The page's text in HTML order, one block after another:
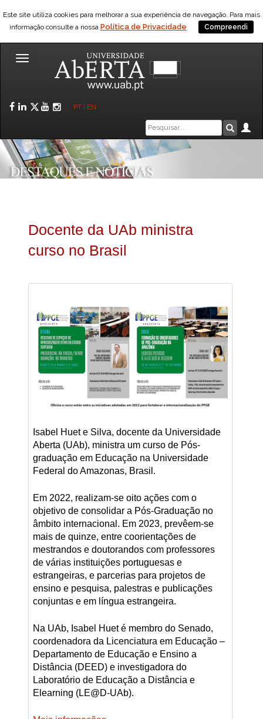
Este site utiliza cookies para melhorar a sua experiência de navegação. Para mais
informação consulte a nossa Política de Privacidade Compreendi
Toggle
Facebook
LinkedIn
Twitter
YouTube
Instagram
PT EN
Caixa
de
pesquisa
Docente da UAb ministra
curso no Brasil
Isabel Huet e Silva, docente da Universidade
Aberta (UAb), ministra um curso de Pós-
graduação em Educação na Universidade
Federal do Amazonas, Brasil.
Em 2022, realizam-se oito ações com o
objetivo de consolidar a Pós-Graduação no
âmbito internacional. Em 2023, prevêem-se
mais de quinze, entre coorientações de
mestrandos e doutorandos com professores
de várias instituições portuguesas e
estrangeiras, e parcerias para projetos de
ensino e pesquisa, palestras e publicações
conjuntas e em língua estrangeira.
Na UAb, Isabel Huet é membro do Senado,
coordenadora da Licenciatura em Educação –
Departamento de Educação e Ensino a
Distância (DEED) e investigadora do
Laboratório de Educação a Distância e
Elearning (LE@D-UAb).